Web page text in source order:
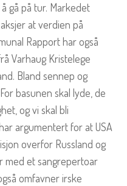
gå på tur. Markedet
at verdien på
Rapport har også
Varhaug Kristelege
Bland sennep og
basunen skal lyde, de
og vi skal bli
argumentert for at USA
overfor Russland og
med et sangrepertoar
omfavner irske